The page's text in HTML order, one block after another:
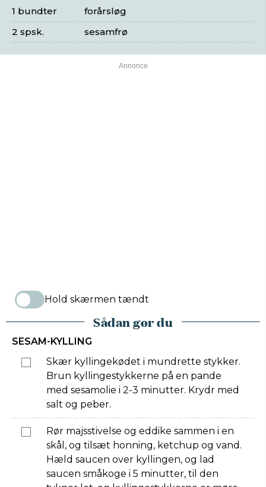
forårsløg
1 bundter
sesamfrø
2 spsk.
Hold skærmen tændt
Sådan gør du
SESAM-KYLLING
Skær kyllingekødet i mundrette stykker.
Brun kyllingestykkerne på en pande
med sesamolie i 2-3 minutter. Krydr med
salt og peber.
Rør majsstivelse og eddike sammen i en
skål, og tilsæt honning, ketchup og vand.
Hæld saucen over kyllingen, og lad
saucen småkoge i 5 minutter, til den